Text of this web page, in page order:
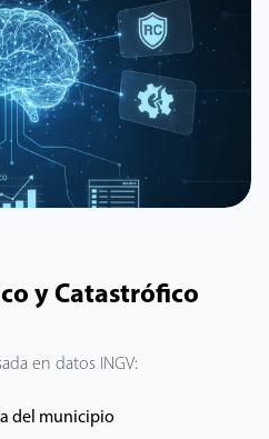
y Catastrófico
en datos INGV:
del municipio